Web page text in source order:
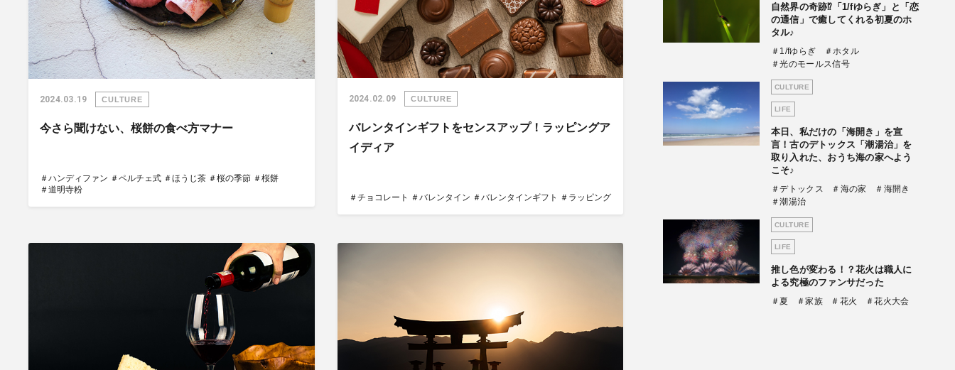
2024.03.19 CULTURE
今さら聞けない、桜餅の食べ方マナー
＃ハンディファン ＃ペルチェ式 ＃ほうじ茶 ＃桜の季節 ＃桜餅
＃道明寺粉
2024.02.09 CULTURE
バレンタインギフトをセンスアップ！ラッピングア
イディア
＃チョコレート ＃バレンタイン ＃バレンタインギフト ＃ラッピング
自然界の奇跡⁉「1/fゆらぎ」と「恋
の通信」で癒してくれる初夏のホ
タル♪
＃1/fゆらぎ
＃ホタル
＃光のモールス信号
CULTURE
LIFE
本日、私だけの「海開き」を宣
言！古のデトックス「潮湯治」を
取り入れた、おうち海の家へよう
こそ♪
＃デトックス ＃海の家
＃海開き
＃潮湯治
CULTURE
LIFE
推し色が変わる！？花火は職人に
よる究極のファンサだった
＃夏 ＃家族 ＃花火 ＃花火大会